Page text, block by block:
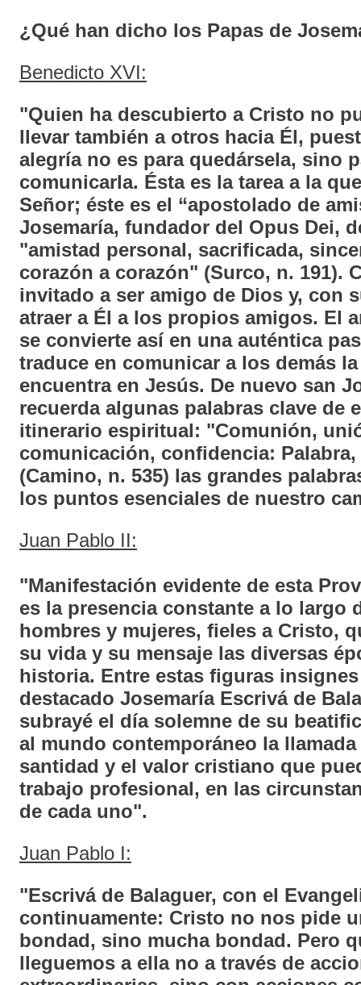
¿Qué han dicho los Papas de
Benedicto XVI:
"Quien ha descubierto a Cristo no
llevar también a otros hacia Él,
alegría no es para quedársela, sino
comunicarla. Ésta es la tarea a la
Señor; éste es el “apostolado de
Josemaría, fundador del Opus Dei,
"amistad personal, sacrificada,
corazón a corazón" (Surco, n. 191).
invitado a ser amigo de Dios y, con
atraer a Él a los propios amigos. El
se convierte así en una auténtica
traduce en comunicar a los demás
encuentra en Jesús. De nuevo san
recuerda algunas palabras clave de
itinerario espiritual: "Comunión,
comunicación, confidencia: Palabra,
(Camino, n. 535) las grandes
los puntos esenciales de nuestro
Juan Pablo II:
"Manifestación evidente de esta
es la presencia constante a lo largo
hombres y mujeres, fieles a Cristo,
su vida y su mensaje las diversas
historia. Entre estas figuras
destacado Josemaría Escrivá de
subrayé el día solemne de su
al mundo contemporáneo la
santidad y el valor cristiano que
trabajo profesional, en las
de cada uno".
Juan Pablo I:
"Escrivá de Balaguer, con el
continuamente: Cristo no nos pide
bondad, sino mucha bondad. Pero
lleguemos a ella no a través de